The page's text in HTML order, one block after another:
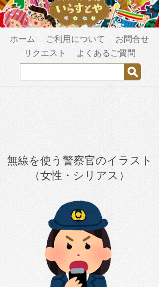
ホーム ご利用について
お問合せ
リクエスト
よくあるご質問
無線を使う警察官のイラスト
（女性・シリアス）